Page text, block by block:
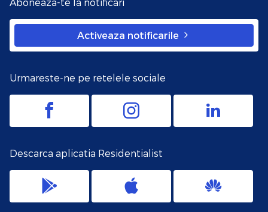
Activeaza notificarile
Urmareste-ne pe retelele sociale
Descarca aplicatia Residentialist